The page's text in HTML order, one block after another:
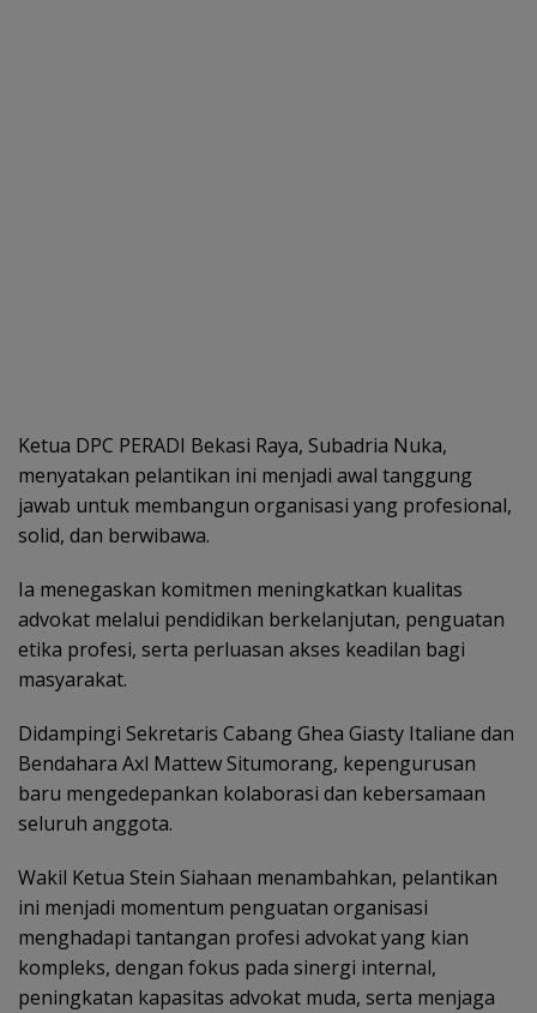
Ketua DPC PERADI Bekasi Raya, Subadria Nuka,
menyatakan pelantikan ini menjadi awal tanggung
jawab untuk membangun organisasi yang profesional,
solid, dan berwibawa.
Ia menegaskan komitmen meningkatkan kualitas
advokat melalui pendidikan berkelanjutan, penguatan
etika profesi, serta perluasan akses keadilan bagi
masyarakat.
Didampingi Sekretaris Cabang Ghea Giasty Italiane dan
Bendahara Axl Mattew Situmorang, kepengurusan
baru mengedepankan kolaborasi dan kebersamaan
seluruh anggota.
Wakil Ketua Stein Siahaan menambahkan, pelantikan
ini menjadi momentum penguatan organisasi
menghadapi tantangan profesi advokat yang kian
kompleks, dengan fokus pada sinergi internal,
peningkatan kapasitas advokat muda, serta menjaga